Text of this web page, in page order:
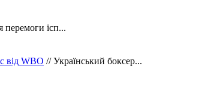
перемоги ісп...
від WBO // Український боксер...